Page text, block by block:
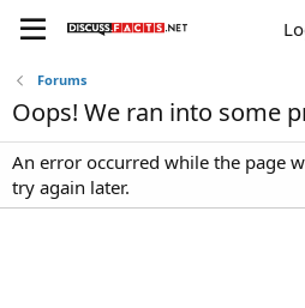
Forums
Oops! We ran into some
An error occurred while the page
try again later.